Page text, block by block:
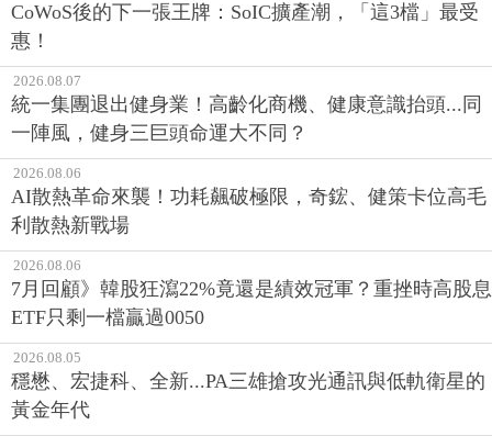
2026.08.07
統一集團退出健身業！高齡化商機、健康意識抬頭...同
一陣風，健身三巨頭命運大不同？
2026.08.06
AI散熱革命來襲！功耗飆破極限，奇鋐、健策卡位高毛
利散熱新戰場
2026.08.06
7月回顧》韓股狂瀉22%竟還是績效冠軍？重挫時高股息
ETF只剩一檔贏過0050
2026.08.05
穩懋、宏捷科、全新...PA三雄搶攻光通訊與低軌衛星的
黃金年代